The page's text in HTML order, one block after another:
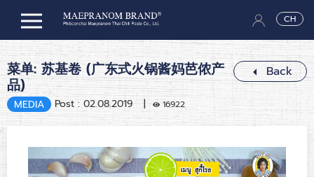
CH
菜单: 苏基卷 (广东式火锅酱妈芭侬产
品)
Back
MEDIA Post : 02.08.2019 | 16922